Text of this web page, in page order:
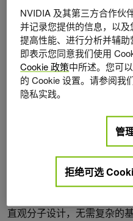
得到广泛采用。
SAFE 表征由 SAFE-GPT
分解为模块化、互联的片
SMILES 等将分子编码为线
SAFE 将分子视为片段的无
有的灵活性和模块化，同时
SAFE 特别适用于支架装饰
因为它将这些问题简化为序
直观分子设计，无需复杂的
NVIDIA 及其第三方合作伙
并记录您提供的信息，以
提高性能、进行分析并辅助
即表示您同意我们使用
Cookie 政策中所述。您可
的 Cookie 设置。请参阅我
隐私实践。
管
拒绝可选